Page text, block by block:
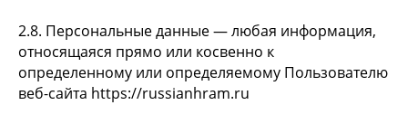
2.8. Персональные данные — любая информация,
относящаяся прямо или косвенно к
определенному или определяемому Пользователю
веб-сайта https://russianhram.ru